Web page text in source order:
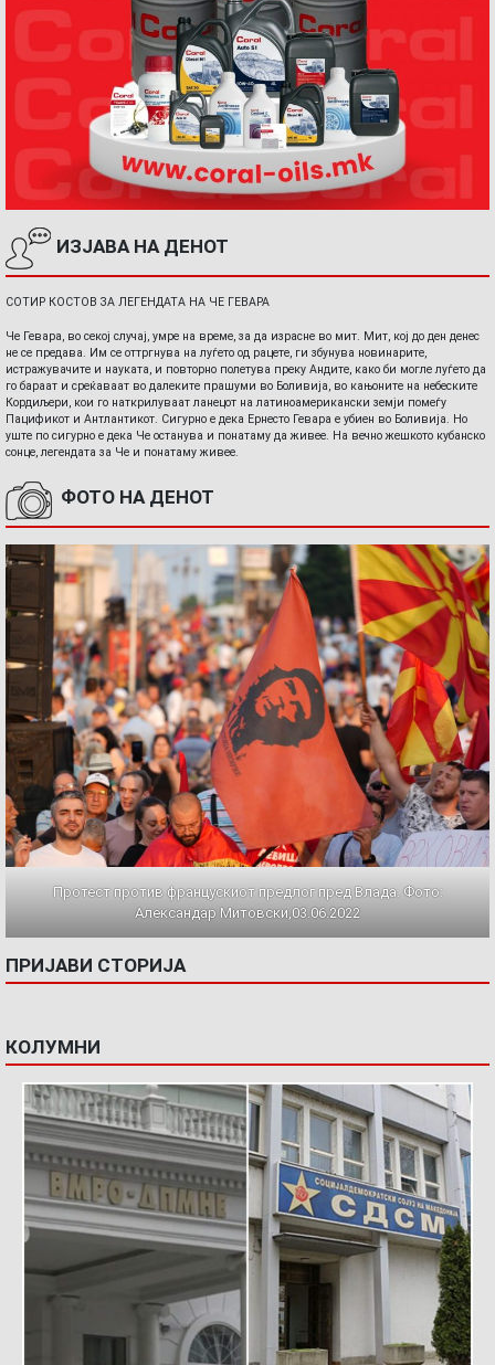
ИЗЈАВА НА ДЕНОТ
СОТИР КОСТОВ ЗА ЛЕГЕНДАТА НА ЧЕ ГЕВАРА
Че Гевара, во секој случај, умре на време, за да израсне во мит. Мит, кој до ден денес
не се предава. Им се оттргнува на луѓето од рацете, ги збунува новинарите,
истражувачите и науката, и повторно полетува преку Андите, како би могле луѓето да
го бараат и среќаваат во далеките прашуми во Боливија, во кањоните на небеските
Кордиљери, кои го наткрилуваат ланецот на латиноамерикански земји помеѓу
Пацификот и Антлантикот. Сигурно е дека Ернесто Гевара е убиен во Боливија. Но
уште по сигурно е дека Че останува и понатаму да живее. На вечно жешкото кубанско
сонце, легендата за Че и понатаму живее.
ФОТО НА ДЕНОТ
Протест против францускиот предлог пред Влада. Фото:
Александар Митовски,03.06.2022
ПРИЈАВИ СТОРИЈА
КОЛУМНИ